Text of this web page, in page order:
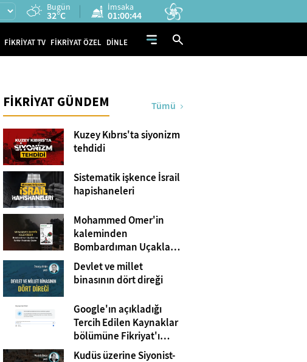
Bugün
32°C
İmsaka
01:00:43
FİKRİYAT TV FİKRİYAT ÖZEL DİNLE
FİKRİYAT GÜNDEM Tümü
Kuzey Kıbrıs'ta siyonizm
tehdidi
Sistematik işkence İsrail
hapishaneleri
Mohammed Omer'in
kaleminden
Bombardıman Uçakları
ve Tanklar Arasında
Gazze
Devlet ve millet
binasının dört direği
Google'ın açıkladığı
Tercih Edilen Kaynaklar
bölümüne Fikriyat'ı
eklemeyi unutmayın!
Kudüs üzerine Siyonist-